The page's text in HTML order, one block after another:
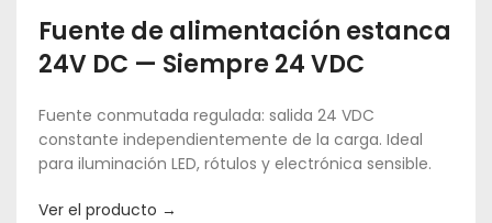
Fuente de alimentación estanca
24V DC — Siempre 24 VDC
Fuente conmutada regulada: salida 24 VDC
constante independientemente de la carga. Ideal
para iluminación LED, rótulos y electrónica sensible.
Ver el producto →